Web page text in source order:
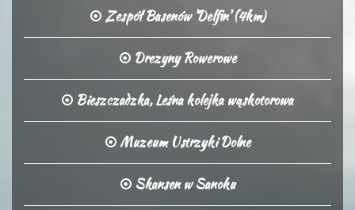
Zespół Basenów 'Delfin' (4km)
Drezyny Rowerowe
Bieszczadzka, Leśna kolejka wąskotorowa
Muzeum Ustrzyki Dolne
Skansen w Sanoku